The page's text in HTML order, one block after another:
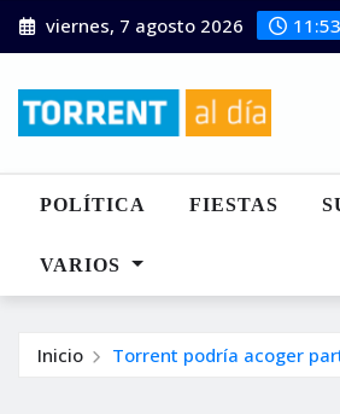
Saltar
al
viernes, 7 agosto 2026
POLÍTICA FIESTAS
VARIOS
Inicio Torrent podría acoger